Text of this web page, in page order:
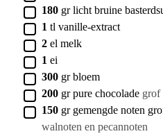
▢
180 gr licht bruine
▢
1 tl vanille-extract
▢
2 el melk
▢
1 ei
▢
300 gr bloem
▢
200 gr pure chocolade grof
▢
150 gr gemengde noten
walnoten en pecannoten